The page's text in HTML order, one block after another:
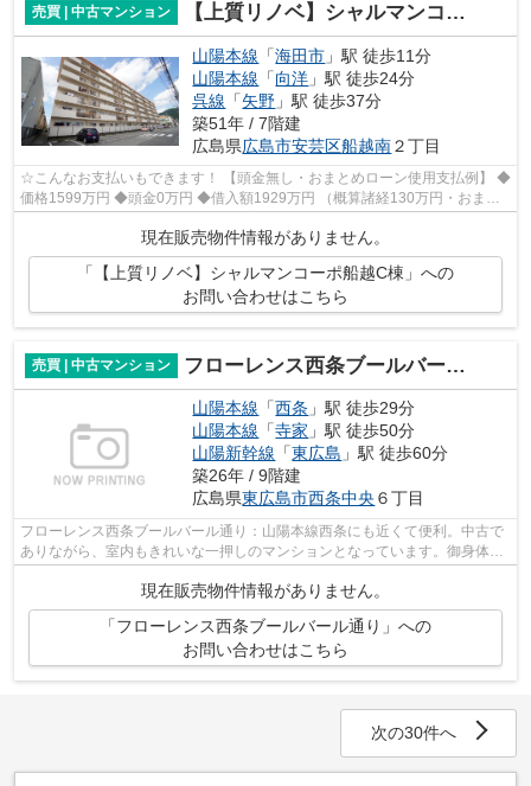
売買 | 中古マンション 【上質リノベ】シャルマンコーポ船越C棟
山陽本線 「海田市 」駅 徒歩11分
山陽本線 「向洋 」駅 徒歩24分
呉線 「矢野 」駅 徒歩37分
築51年 / 7階建
広島県広島市安芸区船越南２丁目
☆こんなお支払いもできます！ 【頭金無し・おまとめローン使用支払例】 ◆
価格1599万円 ◆頭金0万円 ◆借入額1929万円 （概算諸経130万円・おまと
現在販売物件情報がありません。
「【上質リノベ】シャルマンコーポ船越C棟」への
お問い合わせはこちら
売買 | 中古マンション フローレンス西条ブールバール通り
山陽本線 「西条 」駅 徒歩29分
山陽本線 「寺家 」駅 徒歩50分
山陽新幹線 「東広島 」駅 徒歩60分
築26年 / 9階建
広島県東広島市西条中央 ６丁目
フローレンス西条ブールバール通り：山陽本線西条にも近くて便利。中古で
ありながら、室内もきれいな一押しのマンションとなっています。御身体の
不自由な方でも安心のエレベーター付...
現在販売物件情報がありません。
「フローレンス西条ブールバール通り」への
お問い合わせはこちら
次の30件へ